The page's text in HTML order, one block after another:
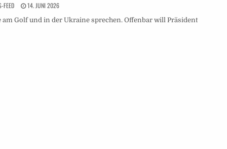
FEED 14. JUNI 2026
Golf und in der Ukraine sprechen. Offenbar will Präsident